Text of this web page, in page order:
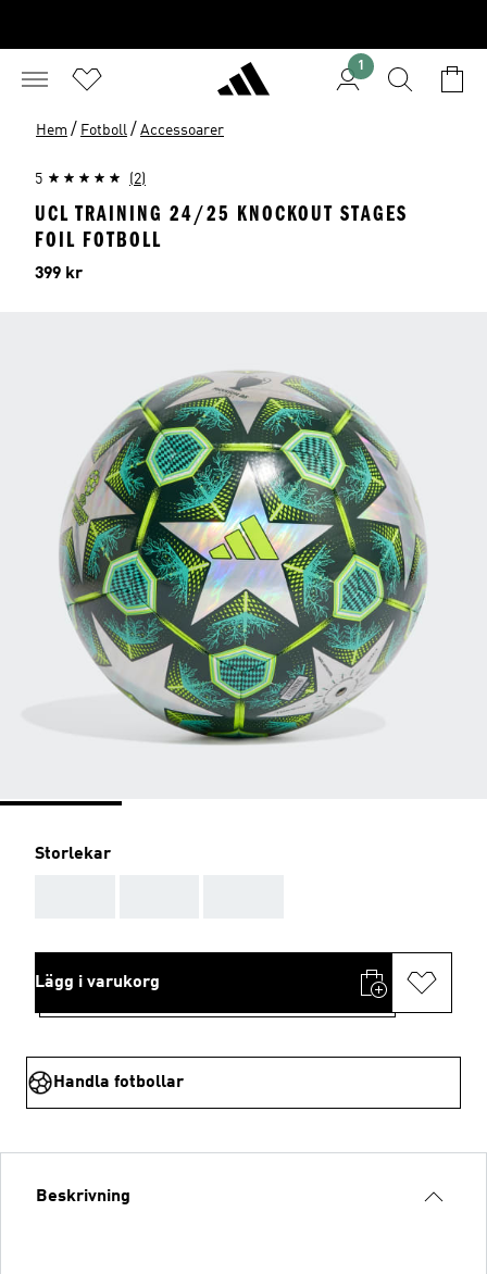
1
Hem / Fotboll / Accessoarer
5 (2)
UCL TRAINING 24/25 KNOCKOUT STAGES
FOIL FOTBOLL
Pris
399 kr
Storlekar
Lägg i varukorg
Handla fotbollar
Beskrivning